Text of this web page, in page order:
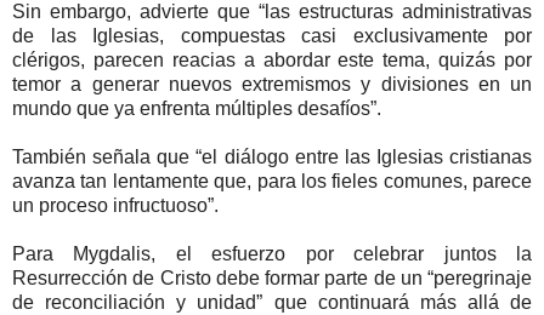
Sin embargo, advierte que “las estructuras administrativas
de las Iglesias, compuestas casi exclusivamente por
clérigos, parecen reacias a abordar este tema, quizás por
temor a generar nuevos extremismos y divisiones en un
mundo que ya enfrenta múltiples desafíos”.
También señala que “el diálogo entre las Iglesias cristianas
avanza tan lentamente que, para los fieles comunes, parece
un proceso infructuoso”.
Para Mygdalis, el esfuerzo por celebrar juntos la
Resurrección de Cristo debe formar parte de un “peregrinaje
de reconciliación y unidad” que continuará más allá de